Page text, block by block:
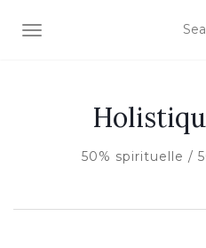
AFFICHER/MASQUER LA
50% spirituelle /